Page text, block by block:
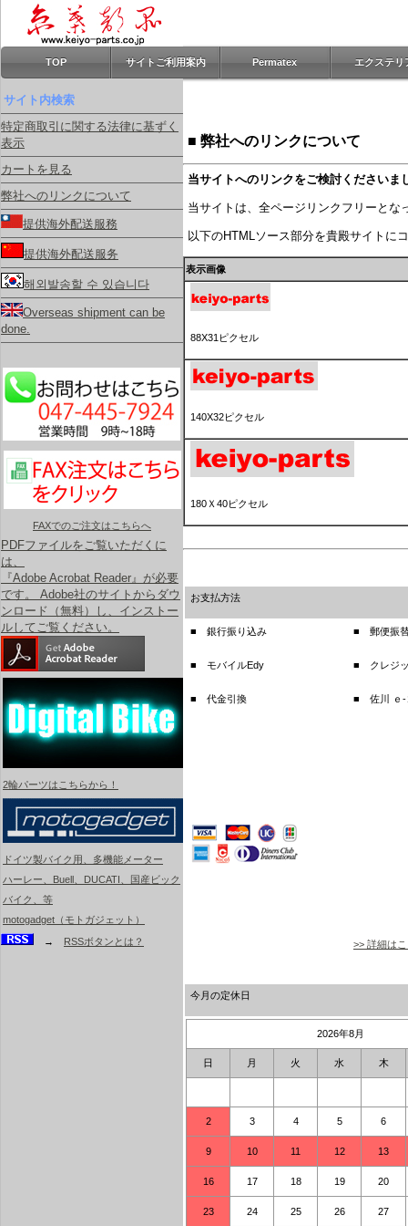
TOP サイトご利用案内 Permatex エクステリ
サイト内検索
特定商取引に関する法律に基ずく
表示
カートを見る
弊社へのリンクについて
提供海外配送服務
提供海外配送服务
해외발송할 수 있습니다
Overseas shipment can be
done.
FAXでのご注文はこちらへ
PDFファイルをご覧いただくに
は、
『Adobe Acrobat Reader』が必要
です。 Adobe社のサイトからダウ
ンロード（無料）し、インストー
ルしてご覧ください。
2輪パーツはこちらから！
ドイツ製バイク用、多機能メーター
ハーレー、Buell、DUCATI、国産ビック
バイク、等
motogadget（モトガジェット）
→ RSSボタンとは？
■ 弊社へのリンクについて
当サイトへのリンクをご検討くださいま
当サイトは、全ページリンクフリーとな
以下のHTMLソース部分を貴殿サイトに
表示画像
88X31ピクセル
140X32ピクセル
180Ｘ40ピクセル
お支払方法
■ 銀行振り込み ■ 郵便振
■ モバイルEdy ■ クレジ
■ 代金引換 ■ 佐川 ｅ-
>> 詳細は
今月の定休日
2026年8月
日 月 火 水 木
2 3 4 5 6
9 10 11 12 13
16 17 18 19 20
23 24 25 26 27